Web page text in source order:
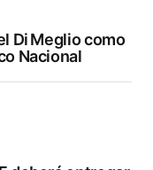
Di Meglio como
Nacional